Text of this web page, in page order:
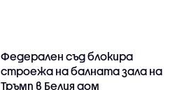
Федерален съд блокира
строежа на балната зала на
Тръмп в Белия дом